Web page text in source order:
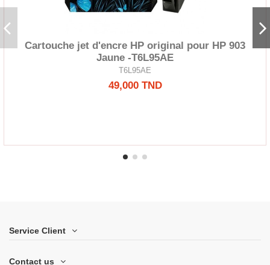
Cartouche jet d'encre HP original pour HP 903
Jaune -T6L95AE
T6L95AE
49,000 TND
Service Client
Contact us